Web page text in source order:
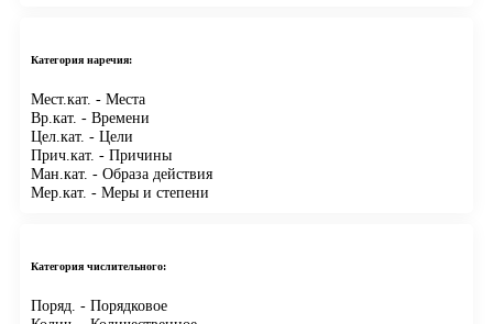
Категория наречия:
Мест.кат. - Места
Вр.кат. - Времени
Цел.кат. - Цели
Прич.кат. - Причины
Ман.кат. - Образа действия
Мер.кат. - Меры и степени
Категория числительного:
Поряд. - Порядковое